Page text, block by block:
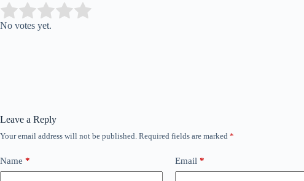
Rate this item:
No votes yet.
Leave a Reply
Your email address will not be published. Required fields are marked *
Name * Email *